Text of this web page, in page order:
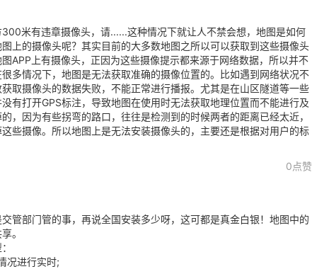
米有违章摄像头，请......这种情况下就让人不禁会想，地图是如何
上的摄像头呢？其实目前的大多数地图之所以可以获取到这些摄像头
APP上有摄像头，正因为这些摄像提示都来源于网络数据，所以并不
多情况下，地图是无法获取准确的摄像位置的。比如遇到网络状况不
取摄像头的数据失败，不能正常进行播报。尤其是在山区隧道等一些
有打开GPS标注，导致地图在使用时无法获取地理位置而不能进行及
，因为有些拐弯的路口，往往是检测到的时候两者的距离已经太近，
些摄像。所以地图上是无法安装摄像头的，主要还是根据对用户的标
0点赞
管部门管的事，再说全国安装多少呀，这可都是真金白银！地图中的
。
况进行实时;